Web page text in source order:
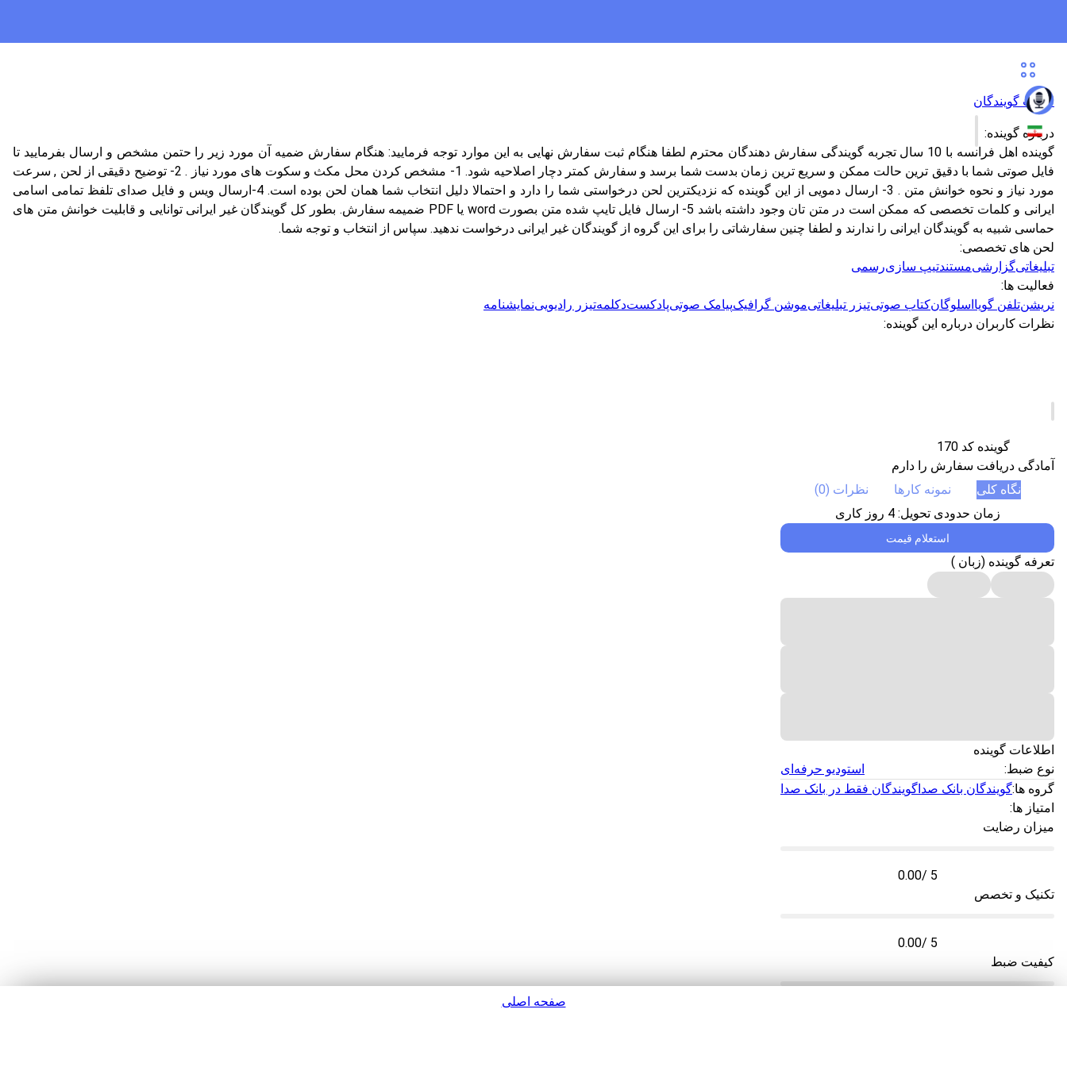
لیست گویندگان
درباره گوینده:
گوینده اهل فرانسه با 10 سال تجربه گویندگی سفارش دهندگان محترم لطفا هنگام ثبت سفارش نهایی به این موارد توجه فرمایید: هنگام سفارش ضمیه آن مورد زیر را حتمن مشخص و ارسال بفرمایید تا
فایل صوتی شما با دقیق ترین حالت ممکن و سریع ترین زمان بدست شما برسد و سفارش کمتر دچار اصلاحیه شود. 1- مشخص کردن محل مکث و سکوت های مورد نیاز . 2- توضیح دقیقی از لحن , سرعت
مورد نیاز و نحوه خوانش متن . 3- ارسال دمویی از این گوینده که نزدیکترین لحن درخواستی شما را دارد و احتمالا دلیل انتخاب شما همان لحن بوده است. 4-ارسال ویس و فایل صدای تلفظ تمامی اسامی
ایرانی و کلمات تخصصی که ممکن است در متن تان وجود داشته باشد 5- ارسال فایل تایپ شده متن بصورت word یا PDF ضمیمه سفارش. بطور کل گویندگان غیر ایرانی توانایی و قابلیت خوانش متن های
حماسی شبیه به گویندگان ایرانی را ندارند و لطفا چنین سفارشاتی را برای این گروه از گویندگان غیر ایرانی درخواست ندهید. سپاس از انتخاب و توجه شما.
لحن های تخصصی:
تبلیغاتیگزارشیمستندتیپ سازیرسمی
فعالیت ها:
نریشنتلفن گویااسلوگانکتاب صوتیتیزر تبلیغاتیموشن گرافیکپیامک صوتیپادکستدکلمهتیزر رادیویینمایشنامه
نظرات کاربران درباره این گوینده:
گوینده کد 170
آمادگی دریافت سفارش را دارم
نگاه کلی
نمونه کارها
نظرات (0)
زمان حدودی تحویل:4 روز کاری
استعلام قیمت
تعرفه گوینده (زبان )
اطلاعات گوینده
نوع ضبط:
استودیو حرفه‌ای
گروه ها:گویندگان بانک صداگویندگان فقط در بانک صدا
امتیاز ها:
میزان رضایت
0.00/ 5
تکنیک و تخصص
0.00/ 5
کیفیت ضبط
صفحه اصلی